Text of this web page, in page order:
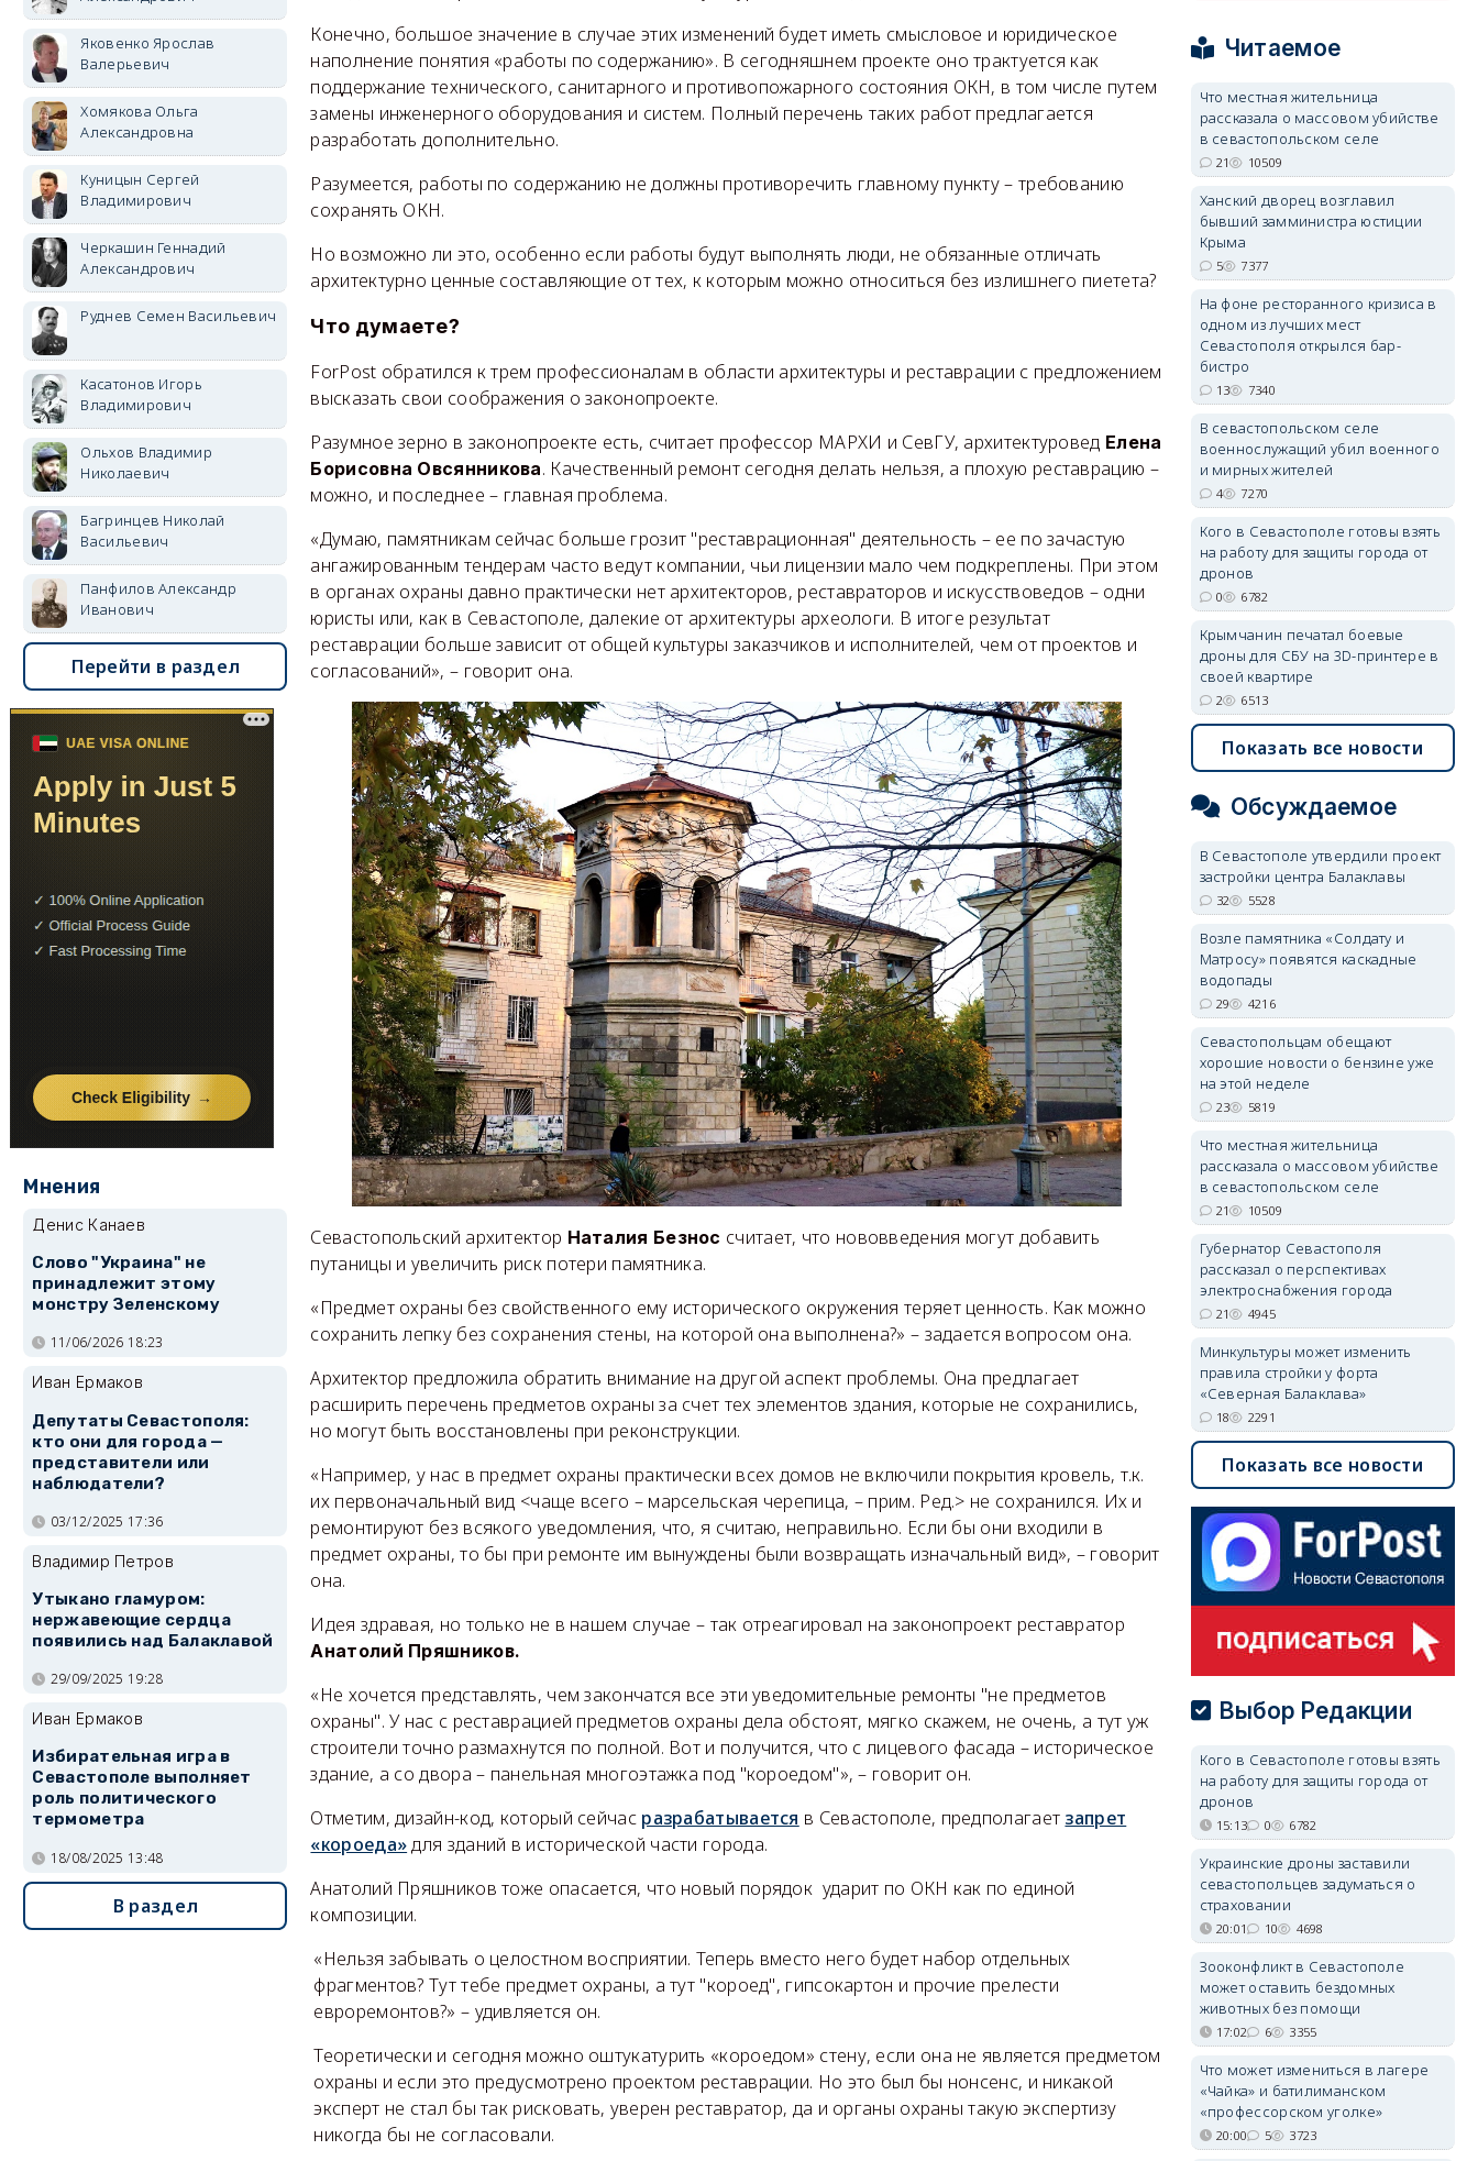
Конечно, большое значение в случае этих изменений будет иметь смысловое и юридическое
наполнение понятия «работы по содержанию». В сегодняшнем проекте оно трактуется как
поддержание технического, санитарного и противопожарного состояния ОКН, в том числе путем
замены инженерного оборудования и систем. Полный перечень таких работ предлагается
разработать дополнительно.
Разумеется, работы по содержанию не должны противоречить главному пункту – требованию
сохранять ОКН.
Но возможно ли это, особенно если работы будут выполнять люди, не обязанные отличать
архитектурно ценные составляющие от тех, к которым можно относиться без излишнего пиетета?
Что думаете?
ForPost обратился к трем профессионалам в области архитектуры и реставрации с предложением
высказать свои соображения о законопроекте.
Разумное зерно в законопроекте есть, считает профессор МАРХИ и СевГУ, архитектуровед Елена
Борисовна Овсянникова. Качественный ремонт сегодня делать нельзя, а плохую реставрацию –
можно, и последнее – главная проблема.
«Думаю, памятникам сейчас больше грозит "реставрационная" деятельность – ее по зачастую
ангажированным тендерам часто ведут компании, чьи лицензии мало чем подкреплены. При этом
в органах охраны давно практически нет архитекторов, реставраторов и искусствоведов – одни
юристы или, как в Севастополе, далекие от архитектуры археологи. В итоге результат
реставрации больше зависит от общей культуры заказчиков и исполнителей, чем от проектов и
согласований», – говорит она.
Севастопольский архитектор Наталия Безнос считает, что нововведения могут добавить
путаницы и увеличить риск потери памятника.
«Предмет охраны без свойственного ему исторического окружения теряет ценность. Как можно
сохранить лепку без сохранения стены, на которой она выполнена?» – задается вопросом она.
Архитектор предложила обратить внимание на другой аспект проблемы. Она предлагает
расширить перечень предметов охраны за счет тех элементов здания, которые не сохранились,
но могут быть восстановлены при реконструкции.
«Например, у нас в предмет охраны практически всех домов не включили покрытия кровель, т.к.
их первоначальный вид <чаще всего – марсельская черепица, – прим. Ред.> не сохранился. Их и
ремонтируют без всякого уведомления, что, я считаю, неправильно. Если бы они входили в
предмет охраны, то бы при ремонте им вынуждены были возвращать изначальный вид», – говорит
она.
Идея здравая, но только не в нашем случае – так отреагировал на законопроект реставратор
Анатолий Пряшников.
«Не хочется представлять, чем закончатся все эти уведомительные ремонты "не предметов
охраны". У нас с реставрацией предметов охраны дела обстоят, мягко скажем, не очень, а тут уж
строители точно размахнутся по полной. Вот и получится, что с лицевого фасада – историческое
здание, а со двора – панельная многоэтажка под "короедом"», – говорит он.
Отметим, дизайн-код, который сейчас разрабатывается в Севастополе, предполагает запрет
«короеда»для зданий в исторической части города.
Анатолий Пряшников тоже опасается, что новый порядок ударит по ОКН как по единой
композиции.
«Нельзя забывать о целостном восприятии. Теперь вместо него будет набор отдельных
фрагментов? Тут тебе предмет охраны, а тут "короед", гипсокартон и прочие прелести
евроремонтов?» – удивляется он.
Теоретически и сегодня можно оштукатурить «короедом» стену, если она не является предметом
охраны и если это предусмотрено проектом реставрации. Но это был бы нонсенс, и никакой
эксперт не стал бы так рисковать, уверен реставратор, да и органы охраны такую экспертизу
никогда бы не согласовали.
Яковенко Ярослав
Валерьевич
Хомякова Ольга
Александровна
Куницын Сергей
Владимирович
Черкашин Геннадий
Александрович
Руднев Семен Васильевич
Касатонов Игорь
Владимирович
Ольхов Владимир
Николаевич
Багринцев Николай
Васильевич
Панфилов Александр
Иванович
Перейти в раздел
Мнения
Денис Канаев
Слово "Украина" не
принадлежит этому
монстру Зеленскому
11/06/2026 18:23
Иван Ермаков
Депутаты Севастополя:
кто они для города —
представители или
наблюдатели?
03/12/2025 17:36
Владимир Петров
Утыкано гламуром:
нержавеющие сердца
появились над Балаклавой
29/09/2025 19:28
Иван Ермаков
Избирательная игра в
Севастополе выполняет
роль политического
термометра
18/08/2025 13:48
В раздел
erid: 2SDnjdPjgYS
Читаемое
Что местная жительница
рассказала о массовом убийстве
в севастопольском селе
21 10509
Ханский дворец возглавил
бывший замминистра юстиции
Крыма
5 7377
На фоне ресторанного кризиса в
одном из лучших мест
Севастополя открылся бар-
бистро
13 7340
В севастопольском селе
военнослужащий убил военного
и мирных жителей
4 7270
Кого в Севастополе готовы взять
на работу для защиты города от
дронов
0 6782
Крымчанин печатал боевые
дроны для СБУ на 3D-принтере в
своей квартире
2 6513
Показать все новости
Обсуждаемое
В Севастополе утвердили проект
застройки центра Балаклавы
32 5528
Возле памятника «Солдату и
Матросу» появятся каскадные
водопады
29 4216
Севастопольцам обещают
хорошие новости о бензине уже
на этой неделе
23 5819
Что местная жительница
рассказала о массовом убийстве
в севастопольском селе
21 10509
Губернатор Севастополя
рассказал о перспективах
электроснабжения города
21 4945
Минкультуры может изменить
правила стройки у форта
«Северная Балаклава»
18 2291
Показать все новости
Выбор Редакции
Кого в Севастополе готовы взять
на работу для защиты города от
дронов
15:13 0 6782
Украинские дроны заставили
севастопольцев задуматься о
страховании
20:01 10 4698
Зооконфликт в Севастополе
может оставить бездомных
животных без помощи
17:02 6 3355
Что может измениться в лагере
«Чайка» и батилиманском
«профессорском уголке»
20:00 5 3723